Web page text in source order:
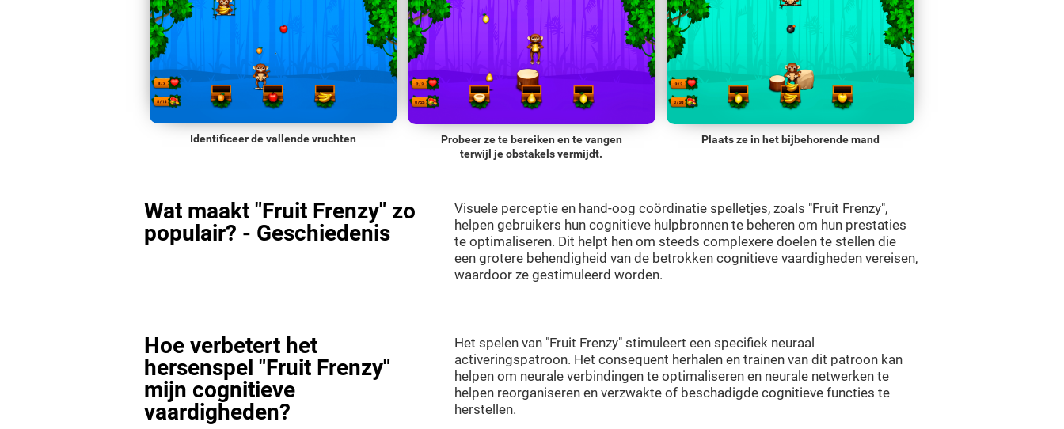
Identificeer de vallende vruchten
Probeer ze te bereiken en te vangen
terwijl je obstakels vermijdt.
Plaats ze in het bijbehorende mand
Wat maakt "Fruit Frenzy" zo
populair? - Geschiedenis
Visuele perceptie en hand-oog coördinatie spelletjes, zoals "Fruit Frenzy",
helpen gebruikers hun cognitieve hulpbronnen te beheren om hun prestaties
te optimaliseren. Dit helpt hen om steeds complexere doelen te stellen die
een grotere behendigheid van de betrokken cognitieve vaardigheden vereisen,
waardoor ze gestimuleerd worden.
Hoe verbetert het
hersenspel "Fruit Frenzy"
mijn cognitieve
vaardigheden?
Het spelen van "Fruit Frenzy" stimuleert een specifiek neuraal
activeringspatroon. Het consequent herhalen en trainen van dit patroon kan
helpen om neurale verbindingen te optimaliseren en neurale netwerken te
helpen reorganiseren en verzwakte of beschadigde cognitieve functies te
herstellen.